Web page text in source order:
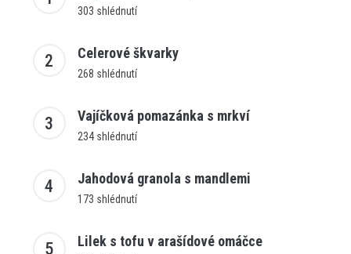
303 shlédnutí
Celerové škvarky
268 shlédnutí
Vajíčková pomazánka s mrkví
234 shlédnutí
Jahodová granola s mandlemi
173 shlédnutí
Lilek s tofu v arašídové omáčce